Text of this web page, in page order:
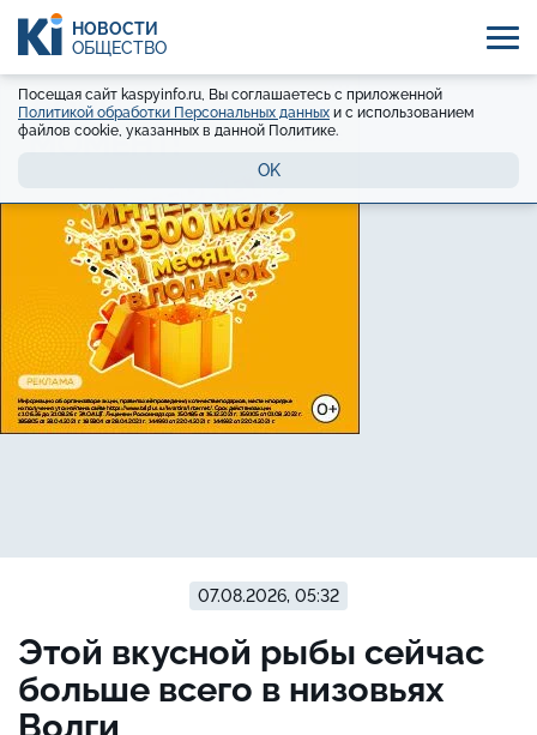
НОВОСТИ
ОБЩЕСТВО
Посещая сайт kaspyinfo.ru, Вы соглашаетесь с приложенной
Политикой обработки Персональных данных и с использованием
файлов cookie, указанных в данной Политике.
OK
07.08.2026, 05:32
Этой вкусной рыбы сейчас
больше всего в низовьях
Волги